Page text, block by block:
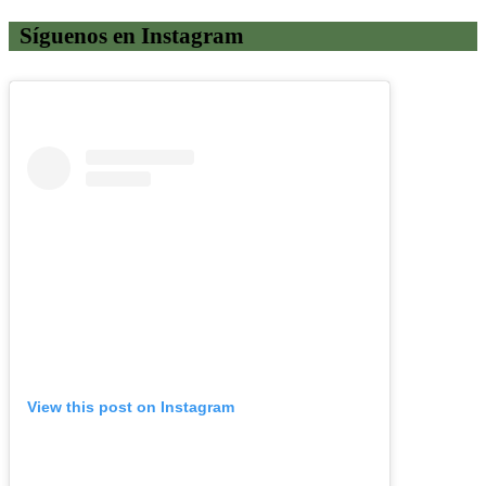
Síguenos en Instagram
View this post on Instagram